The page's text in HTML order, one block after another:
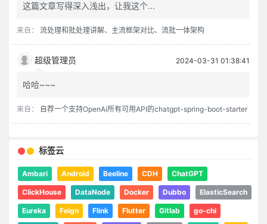
这篇文章写得深入浅出，让我这个...
来自： 流处理和批处理讲解、主流框架对比、流批一体架构
超级管理员 2024-03-31 01:38:41
哈哈~~~
来自： 自荐一个支持OpenAi所有可用API的chatgpt-spring-boot-starter
标签云
Ambari Android Beeline CDH ChatGPT
ClickHouse DataNode Docker Dubbo ElasticSearch
Eureka Feign Flink Flutter Gitlab go-chi